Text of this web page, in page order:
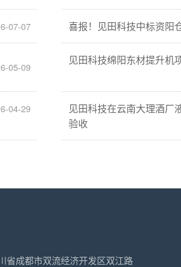
07-07 喜报！见田科技中标资阳
05-09
见田科技绵阳东材提升机
04-29
见田科技在云南大理酒厂
验收
省成都市双流经济开发区双江路